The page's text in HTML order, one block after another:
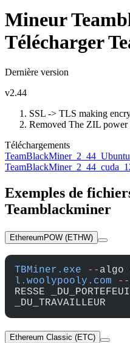
Mineur
Télécharger
Dernière version
v2.44
SSL -> TLS making
Removed The ZIL
Téléchargements
Exemples de
Teamblackminer
EthereumPOW (ETHW)
TBMiner.exe -- algo
l.woolypooly.com --
RESSE
_DU_TRAVAILLEUR
Ethereum Classic (ETC)